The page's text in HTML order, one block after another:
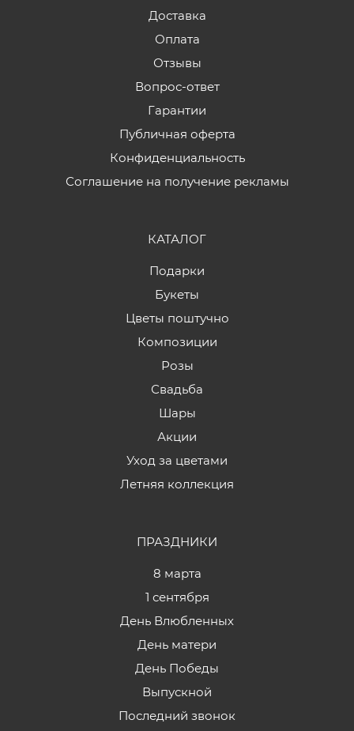
Доставка
Оплата
Отзывы
Вопрос-ответ
Гарантии
Публичная оферта
Конфиденциальность
Соглашение на получение рекламы
КАТАЛОГ
Подарки
Букеты
Цветы поштучно
Композиции
Розы
Свадьба
Шары
Акции
Уход за цветами
Летняя коллекция
ПРАЗДНИКИ
8 марта
1 сентября
День Влюбленных
День матери
День Победы
Выпускной
Последний звонок